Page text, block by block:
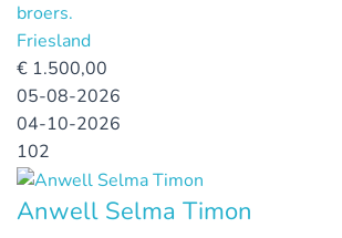
broers.
Friesland
€ 1.500,00
05-08-2026
04-10-2026
102
Anwell Selma Timon